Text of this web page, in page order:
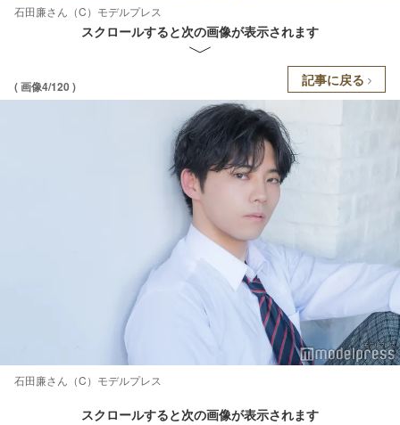
石田廉さん（C）モデルプレス
スクロールすると次の画像が表示されます
( 画像4/120 ) 記事に戻る
石田廉さん（C）モデルプレス
スクロールすると次の画像が表示されます